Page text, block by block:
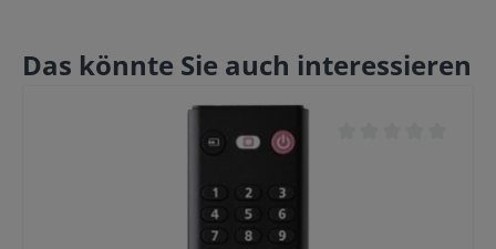
Das könnte Sie auch interessieren